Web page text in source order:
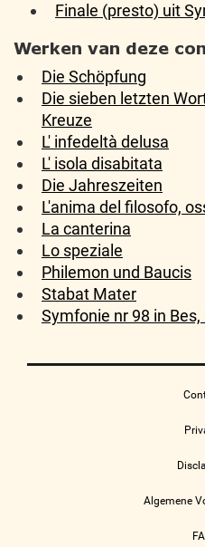
Finale (presto) uit
Werken van deze
Die Schöpfung
Die sieben letzten
Kreuze
L' infedeltà delusa
L' isola disabitata
Die Jahreszeiten
L'anima del filosofo,
La canterina
Lo speziale
Philemon und Baucis
Stabat Mater
Symfonie nr 98 in Bes,
Algemene